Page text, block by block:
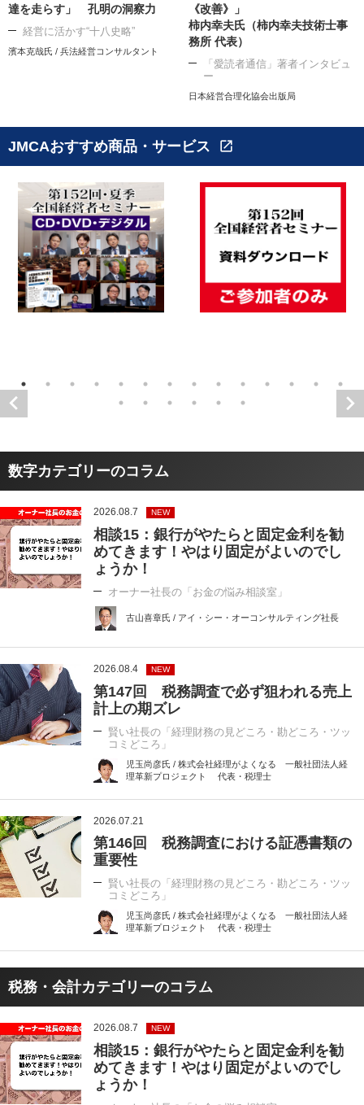
達を走らす」 孔明の洞察力
経営に活かす“十八史略”
濱本克哉氏 / 兵法経営コンサルタント
《改善》」
柿内幸夫氏（柿内幸夫技術士事
務所 代表）
「愛読者通信」著者インタビュ
ー
日本経営合理化協会出版局
JMCAおすすめ商品・サービス open_in_new
数字カテゴリーのコラム
2026.08.7 NEW
相談15：銀行がやたらと固定金利を勧
めてきます！やはり固定がよいのでし
ょうか！
オーナー社長の「お金の悩み相談室」
古山喜章氏 / アイ・シー・オーコンサルティング社長
2026.08.4 NEW
第147回 税務調査で必ず狙われる売上
計上の期ズレ
賢い社長の「経理財務の見どころ・勘どころ・ツッ
コミどころ」
児玉尚彦氏 / 株式会社経理がよくなる 一般社団法人経
理革新プロジェクト 代表・税理士
2026.07.21
第146回 税務調査における証憑書類の
重要性
賢い社長の「経理財務の見どころ・勘どころ・ツッ
コミどころ」
児玉尚彦氏 / 株式会社経理がよくなる 一般社団法人経
理革新プロジェクト 代表・税理士
税務・会計カテゴリーのコラム
2026.08.7 NEW
相談15：銀行がやたらと固定金利を勧
めてきます！やはり固定がよいのでし
ょうか！